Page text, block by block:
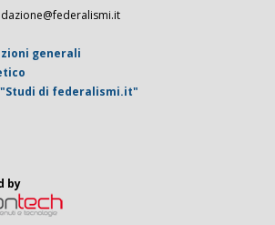
generali
"Studi di federalismi.it"
by